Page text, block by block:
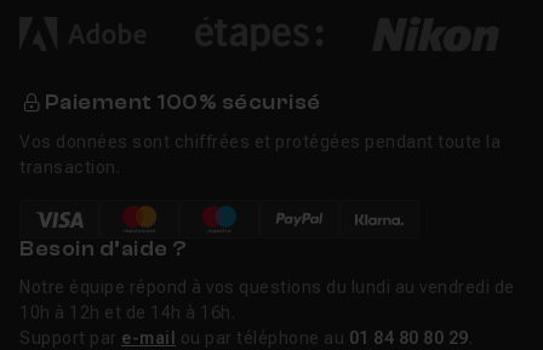
Un débutant peut commencer par AutoCAD pour
acquérir les bases du dessin technique, puis se
BIM, SolidWorks pour la mécanique, Fusion 360 pour le
prototypage et la fabrication. Les cours Tuto.com sont
structurés par logiciel et par niveau, du premier plan
coté jusqu'à la modélisation d'assemblages complexes.
Laformation SketchUp 3D CPFest l'une des formations
Paiement 100% sécurisé
Vos données sont chiffrées et protégées pendant toute la
transaction.
Besoin d’aide ?
Notre équipe répond à vos questions du lundi au vendredi de
10h à 12h et de 14h à 16h.
Support par e-mail ou par téléphone au 01 84 80 80 29